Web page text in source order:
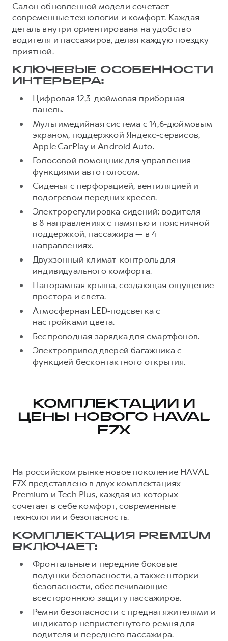
Салон обновленной модели сочетает
современные технологии и комфорт. Каждая
деталь внутри ориентирована на удобство
водителя и пассажиров, делая каждую поездку
приятной.
КЛЮЧЕВЫЕ ОСОБЕННОСТИ
ИНТЕРЬЕРА:
Цифровая 12,3-дюймовая приборная
панель.
Мультимедийная система с 14,6-дюймовым
экраном, поддержкой Яндекс-сервисов,
Apple CarPlay и Android Auto.
Голосовой помощник для управления
функциями авто голосом.
Сиденья с перфорацией, вентиляцией и
подогревом передних кресел.
Электрорегулировка сидений: водителя —
в 8 направлениях с памятью и поясничной
поддержкой, пассажира — в 4
направлениях.
Двухзонный климат-контроль для
индивидуального комфорта.
Панорамная крыша, создающая ощущение
простора и света.
Атмосферная LED-подсветка с
настройками цвета.
Беспроводная зарядка для смартфонов.
Электропривод дверей багажника с
функцией бесконтактного открытия.
КОМПЛЕКТАЦИИ И
ЦЕНЫ НОВОГО HAVAL
F7X
На российском рынке новое поколение HAVAL
F7X представлено в двух комплектациях —
Premium и Tech Plus, каждая из которых
сочетает в себе комфорт, современные
технологии и безопасность.
КОМПЛЕКТАЦИЯ PREMIUM
ВКЛЮЧАЕТ:
Фронтальные и передние боковые
подушки безопасности, а также шторки
безопасности, обеспечивающие
всестороннюю защиту пассажиров.
Ремни безопасности с преднатяжителями и
индикатор непристегнутого ремня для
водителя и переднего пассажира.